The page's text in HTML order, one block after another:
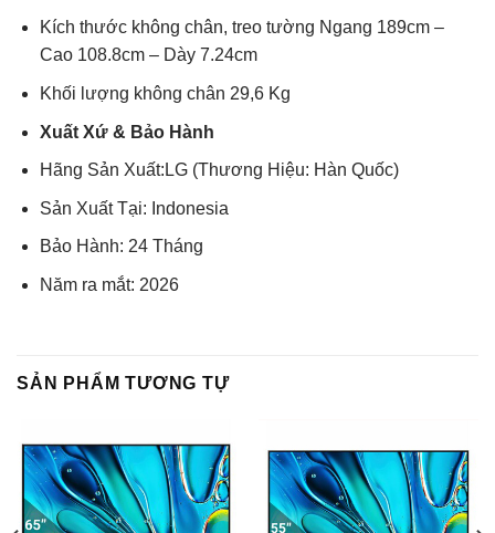
Kích thước không chân, treo tường Ngang 189cm –
Cao 108.8cm – Dày 7.24cm
Khối lượng không chân 29,6 Kg
Xuất Xứ & Bảo Hành
Hãng Sản Xuất:LG (Thương Hiệu: Hàn Quốc)
Sản Xuất Tại: Indonesia
Bảo Hành: 24 Tháng
Năm ra mắt: 2026
SẢN PHẨM TƯƠNG TỰ